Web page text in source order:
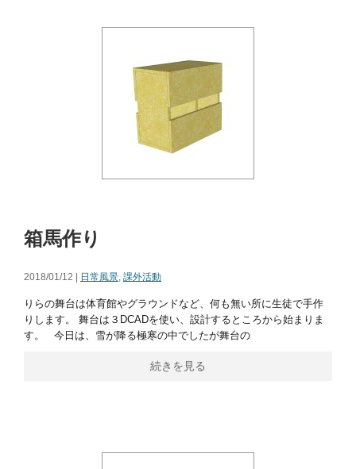
箱馬作り
2018/01/12 | 日常風景, 課外活動
りらの舞台は体育館やグラウンドなど、何も無い所に生徒で手作
りします。 舞台は３DCADを使い、設計するところから始まりま
す。 今日は、雪が降る極寒の中でしたが舞台の
続きを見る